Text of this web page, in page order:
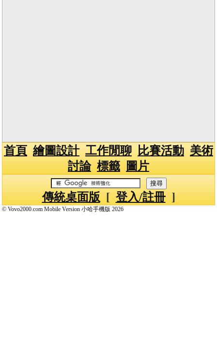
首頁 繪圖設計 工作閒聊 比賽活動 美術
討論 標籤 圖片
傳統桌面版 [ 登入/註冊]
© Vovo2000.com Mobile Version 小哈手機版 2026